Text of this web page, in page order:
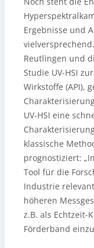
Ergebnisse und
Reutlingen und
Studie UV-HSI
Wirkstoffe (API),
UV-HSI eine
klassische
prognostiziert:
Tool für die
Industrie
höheren
z.B. als Echtzeit-
Förderband